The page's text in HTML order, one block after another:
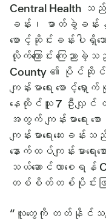
Central Health သ
ခန်း၊ ဓာတ်ခွဲခန်း
စောင့်ဆိုင်းခန်းပါရှိ
လိုက်ကြောင်း ကြေညာ
County ၏ ပိုင်ဆို
ကျန်းမာရေး စောင့်
နေထိုင်သူ 7 ဦးလျှင်
အတွက် ကျန်းမာရေး စ
ကျန်းမာရေးဆေးခန်
နောက်ထပ်ကျန်းမာရေး
သယ်ဆောင်လာစေရန်
တစ်စိတ်တစ်ပိုင်း
“လူတွေကို တတ်နိုင်သမျှ